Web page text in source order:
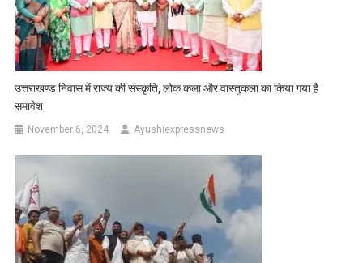
उत्तराखण्ड निवास में राज्य की संस्कृति, लोक कला और वास्तुकला का किया गया है
समावेश
November 6, 2024 Ayushiexpressnews